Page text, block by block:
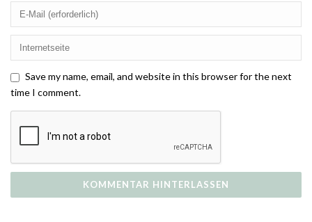
Save my name, email, and website in this browser for the next
time I comment.